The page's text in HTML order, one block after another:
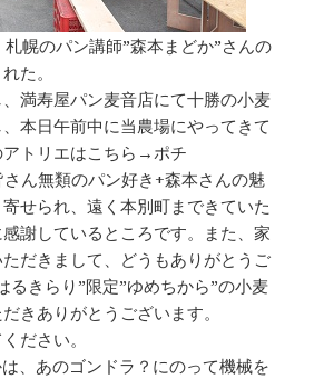
幌のパン講師”森本まどか”さんの
た。
満寿屋パン麦音店にて十勝の小麦
本日午前中に当農場にやってきて
アトリエはこちら→ポチ
ん無類のパン好き+森本さんの魅
せられ、遠く本別町まできていた
謝しているところです。また、家
だきまして、どうもありがとうご
るきらり”限定”ゆめちから”の小麦
きありがとうございます。
ださい。
、あのゴンドラ？にのって機械を